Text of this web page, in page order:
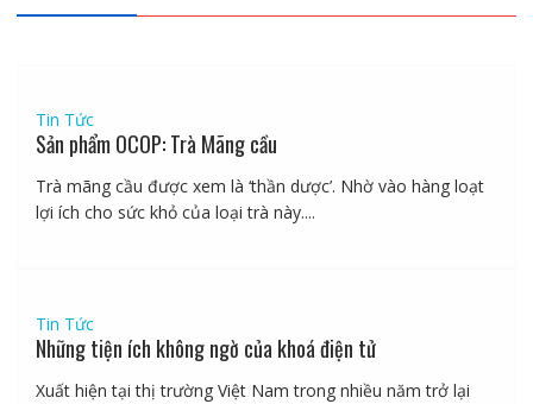
Tin Tức
Sản phẩm OCOP: Trà Mãng cầu
Trà mãng cầu được xem là ‘thần dược’. Nhờ vào hàng loạt
lợi ích cho sức khỏ của loại trà này....
Tin Tức
Những tiện ích không ngờ của khoá điện tử
Xuất hiện tại thị trường Việt Nam trong nhiều năm trở lại